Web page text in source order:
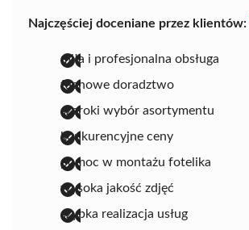
Najczęściej doceniane przez klientów:
miła i profesjonalna obsługa
fachowe doradztwo
szeroki wybór asortymentu
konkurencyjne ceny
pomoc w montażu fotelika
wysoka jakość zdjęć
szybka realizacja usług